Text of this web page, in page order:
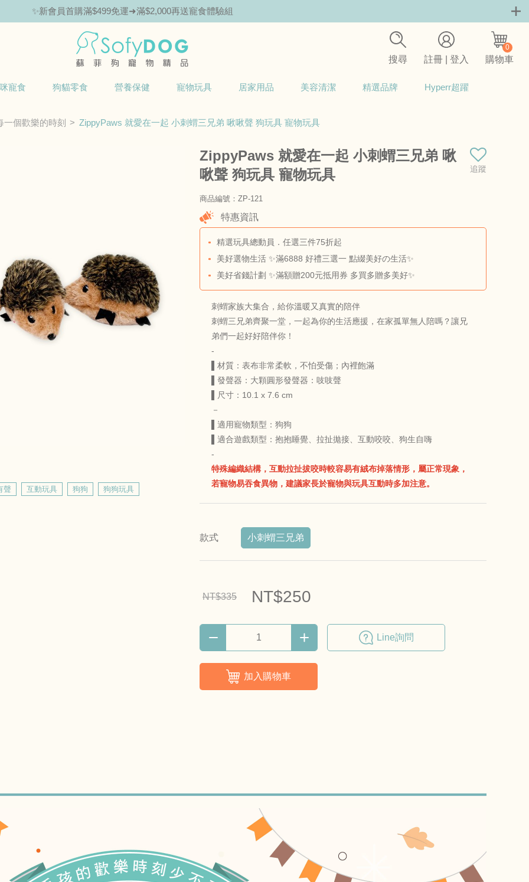
✨新會員首購滿$499免運➜滿$2,000再送寵食體驗組
搜尋 註冊 | 登入
0
購物車
寵食 狗貓零食 營養保健 寵物玩具 居家用品 美容清潔 精選品牌 Hyperr超躍
一個歡樂的時刻 ZippyPaws 就愛在一起 小刺蝟三兄弟 啾啾聲 狗玩具 寵物玩具
聲 互動玩具 狗狗 狗狗玩具
ZippyPaws 就愛在一起 小刺蝟三兄弟 啾
啾聲 狗玩具 寵物玩具
追蹤
商品編號：ZP-121
特惠資訊
精選玩具總動員．任選三件75折起
美好選物生活 ✨滿6888 好禮三選一 點綴美好の生活✨
美好省錢計劃 ✨滿額贈200元抵用券 多買多贈多美好✨
刺蝟家族大集合，給你溫暖又真實的陪伴
刺蝟三兄弟齊聚一堂，一起為你的生活應援，在家孤單無人陪嗎？讓兄
弟們一起好好陪伴你！
-
▌材質：表布非常柔軟，不怕受傷；內裡飽滿
▌發聲器：大顆圓形發聲器：吱吱聲
▌尺寸：10.1 x 7.6 cm
－
▌適用寵物類型：狗狗
▌適合遊戲類型：抱抱睡覺、拉扯拋接、互動咬咬、狗生自嗨
-
特殊編織結構，互動拉扯拔咬時較容易有絨布掉落情形，屬正常現象，
若寵物易吞食異物，建議家長於寵物與玩具互動時多加注意。
款式 小刺蝟三兄弟
NT$335 NT$250
Line詢問
加入購物車